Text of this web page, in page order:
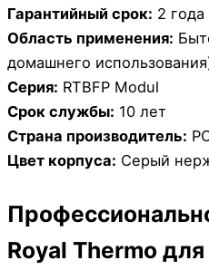
Гарантийный срок: 2 года
Область применения:
домашнего
Серия: RTBFP Modul
Срок службы: 10 лет
Страна производитель:
Цвет корпуса: Серый
Royal Thermo